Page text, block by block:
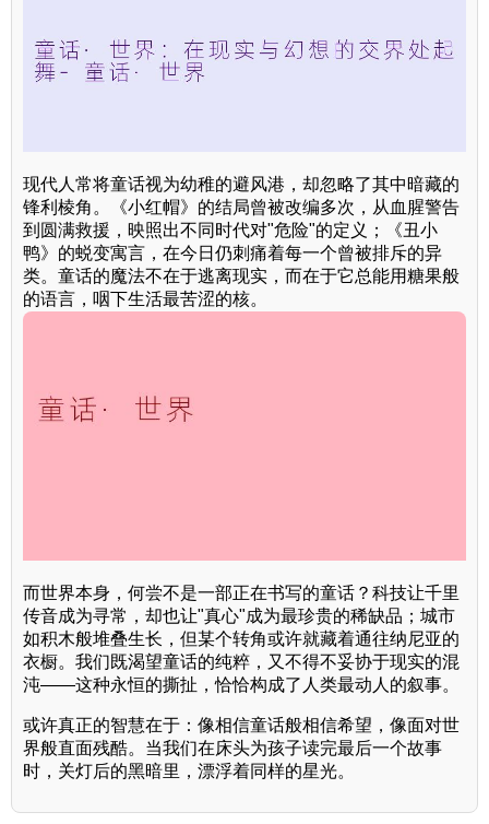
现代人常将童话视为幼稚的避风港，却忽略了其中暗藏的
锋利棱角。《小红帽》的结局曾被改编多次，从血腥警告
到圆满救援，映照出不同时代对"危险"的定义；《丑小
鸭》的蜕变寓言，在今日仍刺痛着每一个曾被排斥的异
类。童话的魔法不在于逃离现实，而在于它总能用糖果般
的语言，咽下生活最苦涩的核。
而世界本身，何尝不是一部正在书写的童话？科技让千里
传音成为寻常，却也让"真心"成为最珍贵的稀缺品；城市
如积木般堆叠生长，但某个转角或许就藏着通往纳尼亚的
衣橱。我们既渴望童话的纯粹，又不得不妥协于现实的混
沌——这种永恒的撕扯，恰恰构成了人类最动人的叙事。
或许真正的智慧在于：像相信童话般相信希望，像面对世
界般直面残酷。当我们在床头为孩子读完最后一个故事
时，关灯后的黑暗里，漂浮着同样的星光。